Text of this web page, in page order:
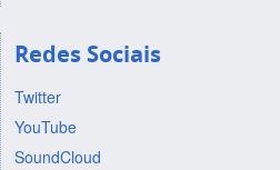
Redes Sociais
Twitter
YouTube
SoundCloud